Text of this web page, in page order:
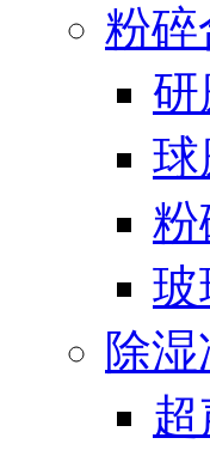
粉碎
研
球
粉
玻
除